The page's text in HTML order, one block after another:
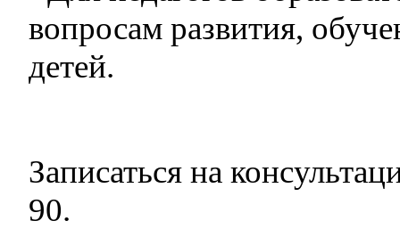
вопросам развития,
детей.
Записаться на
90.